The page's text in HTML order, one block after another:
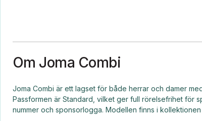
Om Joma Combi
Joma Combi är ett lagset för både herrar och damer
Passformen är Standard, vilket ger full rörelsefrihet för
nummer och sponsorlogga. Modellen finns i